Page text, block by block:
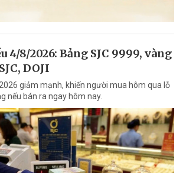
4/8/2026: Bảng SJC 9999, vàng
DOJI
giảm mạnh, khiến người mua hôm qua lỗ
nếu bán ra ngay hôm nay.